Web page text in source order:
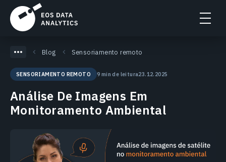
Blog Sensoriamento remoto
SENSORIAMENTO REMOTO 9 min de leitura23.12.2025
Análise De Imagens Em
Monitoramento Ambiental